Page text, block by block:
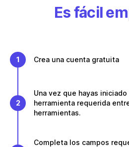
Es fácil
1 Crea una cuenta gratuita
2
Una vez que hayas
herramienta requerida
herramientas.
Completa los campos